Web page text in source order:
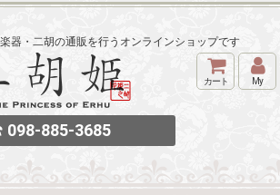
器・二胡の通販を行うオンラインショップです
098-885-3685
カート My